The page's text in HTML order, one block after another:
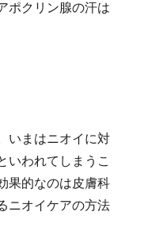
ポクリン腺の汗は
いまはニオイに対
いわれてしまうこ
果的なのは皮膚科
ニオイケアの方法